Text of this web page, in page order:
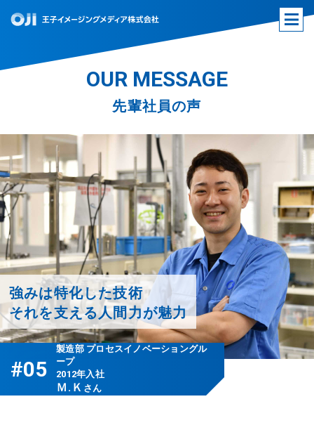
OUR MESSAGE
先輩社員の声
強みは特化した技術
それを支える人間力が魅力
#05
製造部 プロセスイノベーショングル
ープ
2012年入社
Ｍ.Ｋ さん